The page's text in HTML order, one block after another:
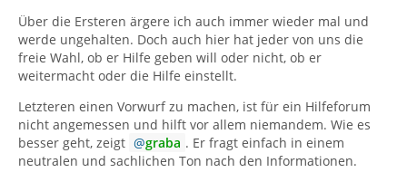
Über die Ersteren ärgere ich auch immer wieder mal und
werde ungehalten. Doch auch hier hat jeder von uns die
freie Wahl, ob er Hilfe geben will oder nicht, ob er
weitermacht oder die Hilfe einstellt.
Letzteren einen Vorwurf zu machen, ist für ein Hilfeforum
nicht angemessen und hilft vor allem niemandem. Wie es
besser geht, zeigt
graba . Er fragt einfach in einem
neutralen und sachlichen Ton nach den Informationen.